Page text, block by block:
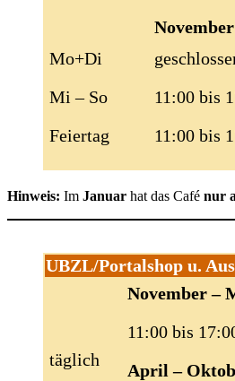
Mo+Di
Mi – So
Feiertag
11:00 bis
11:00 bis
Hinweis: Im Januar hat das Café nur
UBZL/Portalshop u.
täglich
November –
11:00 bis
April –